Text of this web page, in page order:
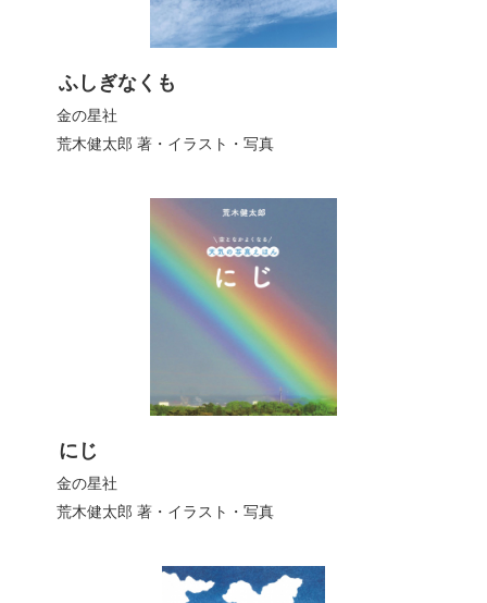
ふしぎなくも
金の星社
荒木健太郎 著・イラスト・写真
にじ
金の星社
荒木健太郎 著・イラスト・写真